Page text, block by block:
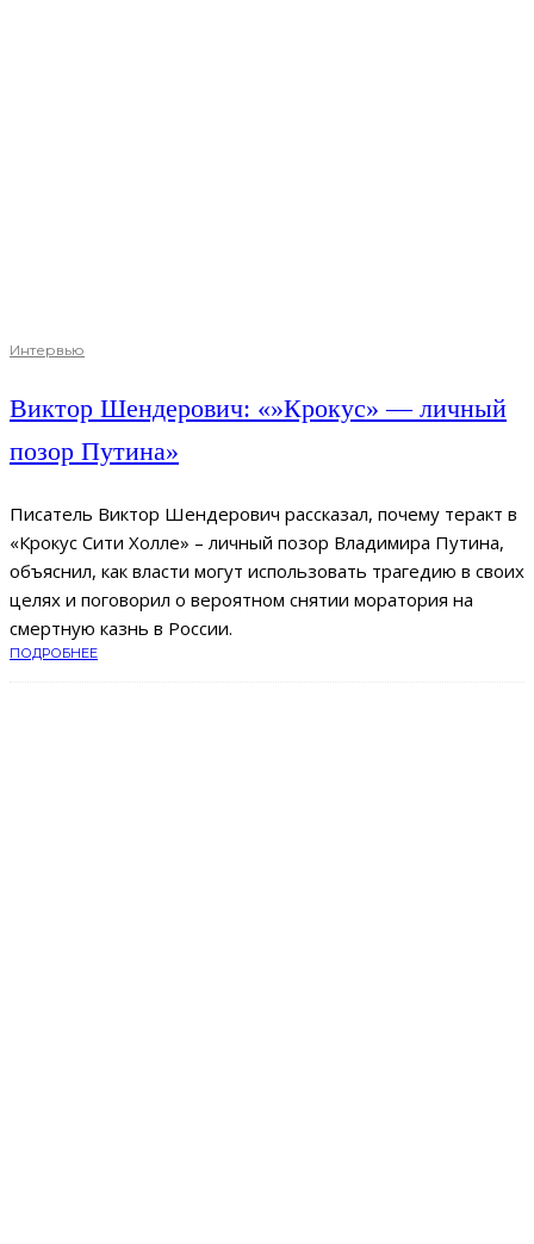
Интервью
Виктор Шендерович: «»Крокус» — личный
позор Путина»
Писатель Виктор Шендерович рассказал, почему теракт в
«Крокус Сити Холле» – личный позор Владимира Путина,
объяснил, как власти могут использовать трагедию в своих
целях и поговорил о вероятном снятии моратория на
смертную казнь в России.
ПОДРОБНЕЕ